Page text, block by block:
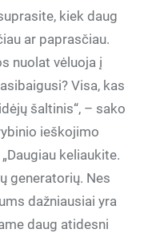
kiek daug
ar paprasčiau.
nuolat vėluoja į
Visa, kas
šaltinis“, – sako
ieškojimo
keliaukite.
generatorių. Nes
dažniausiai yra
daug atidesni